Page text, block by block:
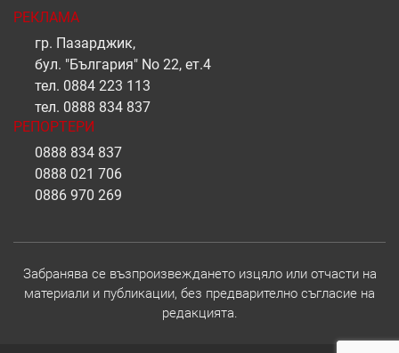
РЕКЛАМА
гр. Пазарджик,
бул. "България" No 22, ет.4
тел. 0884 223 113
тел. 0888 834 837
РЕПОРТЕРИ
0888 834 837
0888 021 706
0886 970 269
Забранява се възпроизвеждането изцяло или отчасти на
материали и публикации, без предварително съгласие на
редакцията.